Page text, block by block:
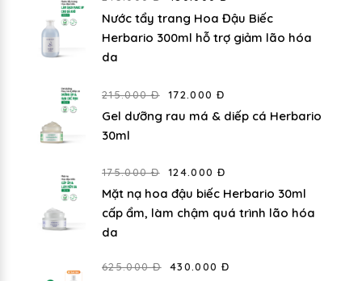
Nước tẩy trang Hoa Đậu Biếc
Herbario 300ml hỗ trợ giảm lão hóa
da
215.000 Đ 172.000 Đ
Gel dưỡng rau má & diếp cá Herbario
30ml
175.000 Đ 124.000 Đ
Mặt nạ hoa đậu biếc Herbario 30ml
cấp ẩm, làm chậm quá trình lão hóa
da
625.000 Đ 430.000 Đ